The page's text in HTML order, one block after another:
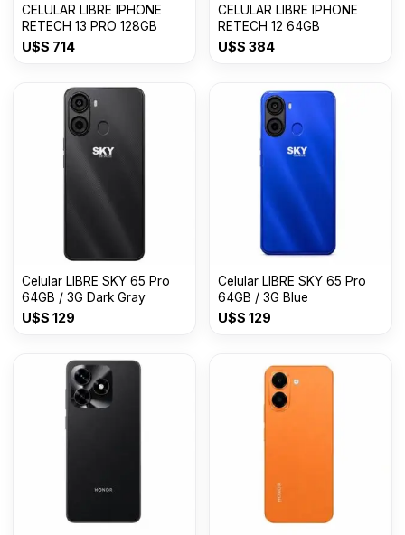
CELULAR LIBRE IPHONE
RETECH 13 PRO 128GB
U$S 714
CELULAR LIBRE IPHONE
RETECH 12 64GB
U$S 384
Celular LIBRE SKY 65 Pro
64GB / 3G Dark Gray
U$S 129
Celular LIBRE SKY 65 Pro
64GB / 3G Blue
U$S 129